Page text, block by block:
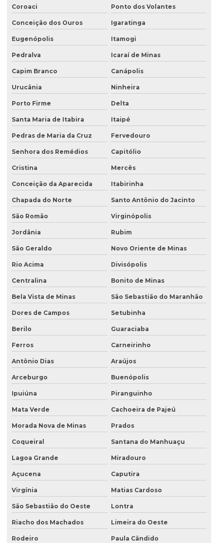
Coroaci Ponto dos Volantes
Conceição dos Ouros Igaratinga
Eugenópolis Itamogi
Pedralva Icaraí de Minas
Capim Branco Canápolis
Urucânia Ninheira
Porto Firme Delta
Santa Maria de Itabira Itaipé
Pedras de Maria da Cruz Fervedouro
Senhora dos Remédios Capitólio
Cristina Mercês
Conceição da Aparecida Itabirinha
Chapada do Norte Santo Antônio do Jacinto
São Romão Virginópolis
Jordânia Rubim
São Geraldo Novo Oriente de Minas
Rio Acima Divisópolis
Centralina Bonito de Minas
Bela Vista de Minas São Sebastião do Maranhão
Dores de Campos Setubinha
Berilo Guaraciaba
Ferros Carneirinho
Antônio Dias Araújos
Arceburgo Buenópolis
Ipuiúna Piranguinho
Mata Verde Cachoeira de Pajeú
Morada Nova de Minas Prados
Coqueiral Santana do Manhuaçu
Lagoa Grande Miradouro
Açucena Caputira
Virgínia Matias Cardoso
São Sebastião do Oeste Lontra
Riacho dos Machados Limeira do Oeste
Rodeiro Paula Cândido